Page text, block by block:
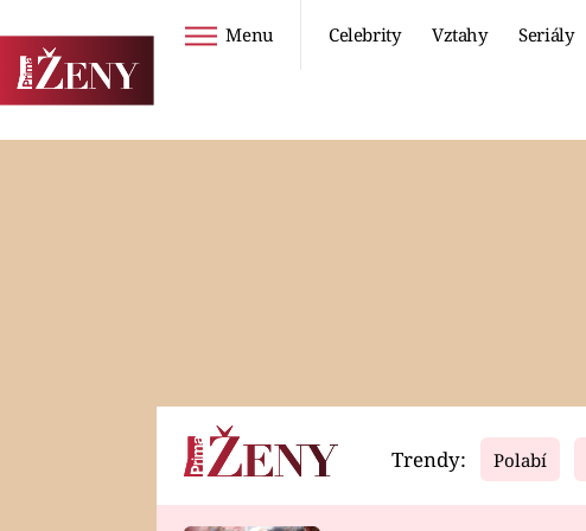
Menu Celebrity Vztahy Seriály
Horoskopy Video
Trendy: Polabí